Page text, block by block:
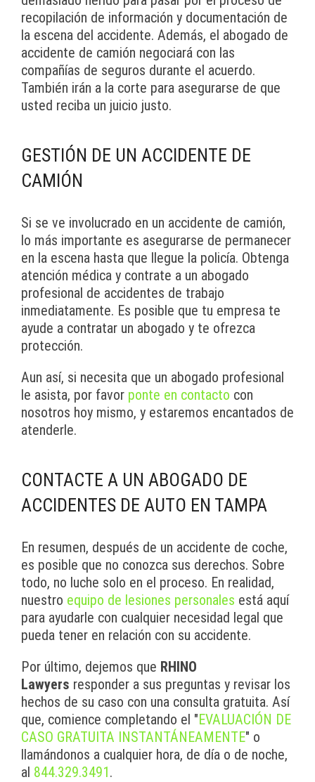
recopilación de información y documentación de
la escena del accidente. Además, el abogado de
accidente de camión negociará con las
compañías de seguros durante el acuerdo.
También irán a la corte para asegurarse de que
usted reciba un juicio justo.
GESTIÓN DE UN ACCIDENTE DE
CAMIÓN
Si se ve involucrado en un accidente de camión,
lo más importante es asegurarse de permanecer
en la escena hasta que llegue la policía. Obtenga
atención médica y contrate a un abogado
profesional de accidentes de trabajo
inmediatamente. Es posible que tu empresa te
ayude a contratar un abogado y te ofrezca
protección.
Aun así, si necesita que un abogado profesional
le asista, por favor ponte en contacto con
nosotros hoy mismo, y estaremos encantados de
atenderle.
CONTACTE A UN ABOGADO DE
ACCIDENTES DE AUTO EN TAMPA
En resumen, después de un accidente de coche,
es posible que no conozca sus derechos. Sobre
todo, no luche solo en el proceso. En realidad,
nuestro equipo de lesiones personales está aquí
para ayudarle con cualquier necesidad legal que
pueda tener en relación con su accidente.
Por último, dejemos que RHINO
Lawyers responder a sus preguntas y revisar los
hechos de su caso con una consulta gratuita. Así
que, comience completando el "EVALUACIÓN DE
CASO GRATUITA INSTANTÁNEAMENTE" o
llamándonos a cualquier hora, de día o de noche,
al 844.329.3491.